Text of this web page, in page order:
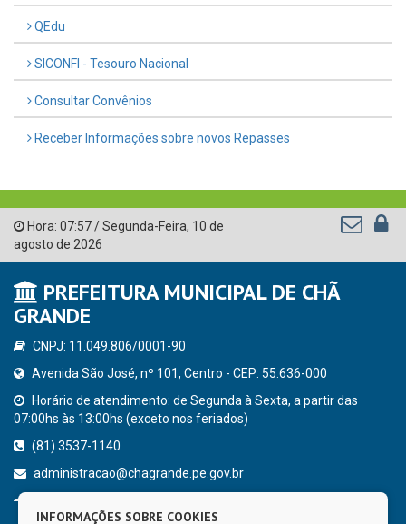
QEdu
SICONFI - Tesouro Nacional
Consultar Convênios
Receber Informações sobre novos Repasses
Hora: 07:57/Segunda-Feira, 10 de
agosto de 2026
PREFEITURA MUNICIPAL DE CHÃ
GRANDE
CNPJ: 11.049.806/0001-90
Avenida São José, nº 101, Centro - CEP: 55.636-000
Horário de atendimento: de Segunda à Sexta, a partir das
07:00hs às 13:00hs (exceto nos feriados)
(81) 3537-1140
administracao@chagrande.pe.gov.br
INFORMAÇÕES SOBRE COOKIES